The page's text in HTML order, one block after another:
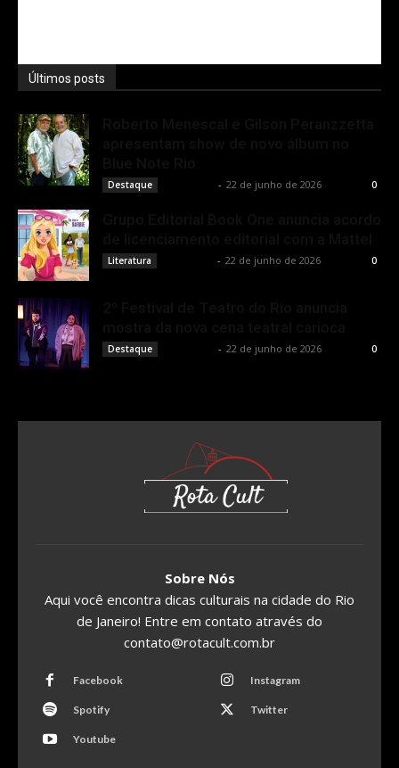
Últimos posts
Destaque - 22 de junho de 2026 0
Literatura - 22 de junho de 2026 0
Destaque - 22 de junho de 2026 0
Sobre Nós
Aqui você encontra dicas culturais na cidade do Rio
de Janeiro! Entre em contato através do
contato@rotacult.com.br
Facebook Instagram
Spotify Twitter
Youtube